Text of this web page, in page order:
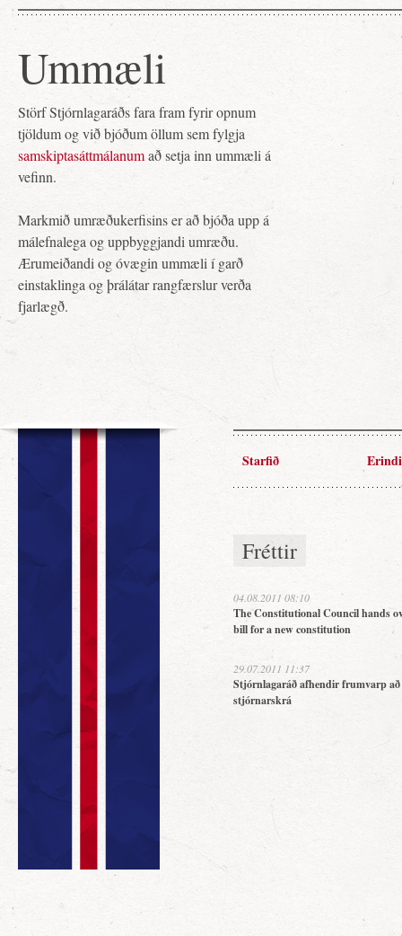
Ummæli
Störf Stjórnlagaráðs fara fram fyrir opnum
tjöldum og við bjóðum öllum sem fylgja
samskiptasáttmálanumað setja inn ummæli á
vefinn.
Markmið umræðukerfisins er að bjóða upp á
málefnalega og uppbyggjandi umræðu.
Ærumeiðandi og óvægin ummæli í garð
einstaklinga og þrálátar rangfærslur verða
fjarlægð.
Starfið Erindi
Fréttir
04.08.2011 08:10
The Constitutional Council hands
bill for a new constitution
29.07.2011 11:37
Stjórnlagaráð afhendir frumvarp
stjórnarskrá